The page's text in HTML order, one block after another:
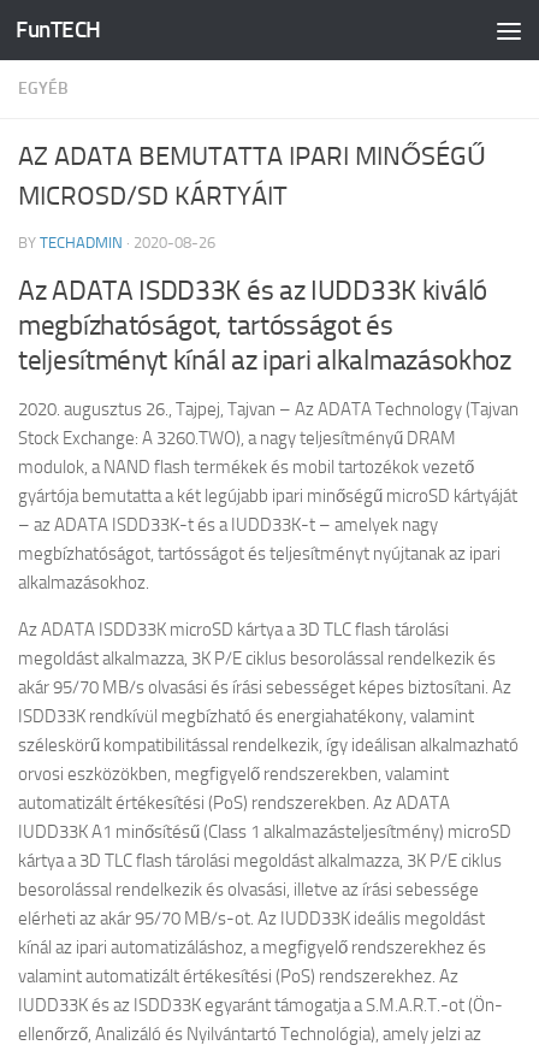
Skip to content
FunTECH
EGYÉB
AZ ADATA BEMUTATTA IPARI MINŐSÉGŰ
MICROSD/SD KÁRTYÁIT
BY TECHADMIN · 2020-08-26
Az ADATA ISDD33K és az IUDD33K kiváló
megbízhatóságot, tartósságot és
teljesítményt kínál az ipari alkalmazásokhoz
2020. augusztus 26., Tajpej, Tajvan – Az ADATA Technology (Tajvan
Stock Exchange: A 3260.TWO), a nagy teljesítményű DRAM
modulok, a NAND flash termékek és mobil tartozékok vezető
gyártója bemutatta a két legújabb ipari minőségű microSD kártyáját
– az ADATA ISDD33K-t és a IUDD33K-t – amelyek nagy
megbízhatóságot, tartósságot és teljesítményt nyújtanak az ipari
alkalmazásokhoz.
Az ADATA ISDD33K microSD kártya a 3D TLC flash tárolási
megoldást alkalmazza, 3K P/E ciklus besorolással rendelkezik és
akár 95/70 MB/s olvasási és írási sebességet képes biztosítani. Az
ISDD33K rendkívül megbízható és energiahatékony, valamint
széleskörű kompatibilitással rendelkezik, így ideálisan alkalmazható
orvosi eszközökben, megfigyelő rendszerekben, valamint
automatizált értékesítési (PoS) rendszerekben. Az ADATA
IUDD33K A1 minősítésű (Class 1 alkalmazásteljesítmény) microSD
kártya a 3D TLC flash tárolási megoldást alkalmazza, 3K P/E ciklus
besorolással rendelkezik és olvasási, illetve az írási sebessége
elérheti az akár 95/70 MB/s-ot. Az IUDD33K ideális megoldást
kínál az ipari automatizáláshoz, a megfigyelő rendszerekhez és
valamint automatizált értékesítési (PoS) rendszerekhez. Az
IUDD33K és az ISDD33K egyaránt támogatja a S.M.A.R.T.-ot (Ön-
ellenőrző, Analizáló és Nyilvántartó Technológia), amely jelzi az